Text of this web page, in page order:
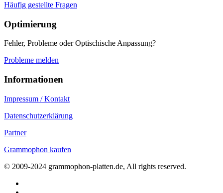
Häufig gestellte Fragen
Optimierung
Fehler, Probleme oder Optischische Anpassung?
Probleme melden
Informationen
Impressum / Kontakt
Datenschutzerklärung
Partner
Grammophon kaufen
© 2009-2024 grammophon-platten.de, All rights reserved.